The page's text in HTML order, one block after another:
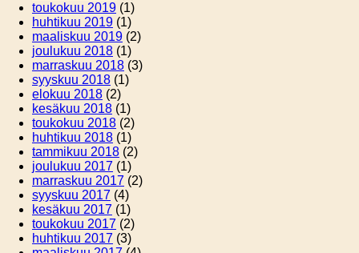
toukokuu 2019 (1)
huhtikuu 2019 (1)
maaliskuu 2019 (2)
joulukuu 2018 (1)
marraskuu 2018 (3)
syyskuu 2018 (1)
elokuu 2018 (2)
kesäkuu 2018 (1)
toukokuu 2018 (2)
huhtikuu 2018 (1)
tammikuu 2018 (2)
joulukuu 2017 (1)
marraskuu 2017 (2)
syyskuu 2017 (4)
kesäkuu 2017 (1)
toukokuu 2017 (2)
huhtikuu 2017 (3)